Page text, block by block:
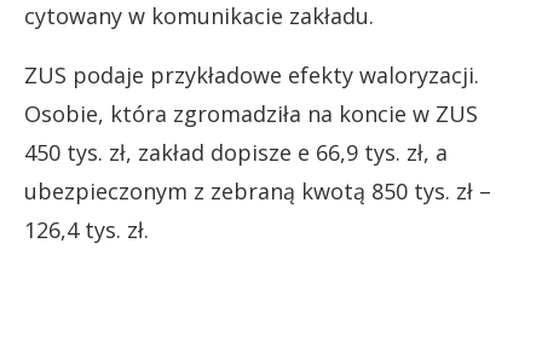
cytowany w komunikacie zakładu.
ZUS podaje przykładowe efekty waloryzacji.
Osobie, która zgromadziła na koncie w ZUS
450 tys. zł, zakład dopisze e 66,9 tys. zł, a
ubezpieczonym z zebraną kwotą 850 tys. zł –
126,4 tys. zł.